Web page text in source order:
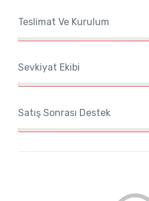
Teslimat Ve Kurulum
Sevkiyat Ekibi
Satış Sonrası Destek